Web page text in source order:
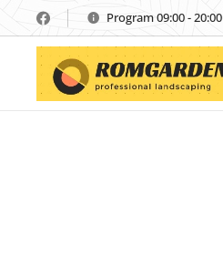
Program 09:00 - 20:00